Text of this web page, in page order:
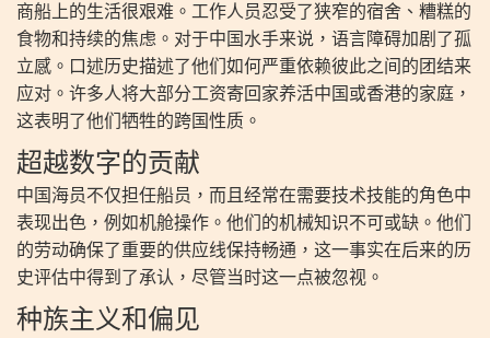
商船上的生活很艰难。工作人员忍受了狭窄的宿舍、糟糕的
食物和持续的焦虑。对于中国水手来说，语言障碍加剧了孤
立感。口述历史描述了他们如何严重依赖彼此之间的团结来
应对。许多人将大部分工资寄回家养活中国或香港的家庭，
这表明了他们牺牲的跨国性质。
超越数字的贡献
中国海员不仅担任船员，而且经常在需要技术技能的角色中
表现出色，例如机舱操作。他们的机械知识不可或缺。他们
的劳动确保了重要的供应线保持畅通，这一事实在后来的历
史评估中得到了承认，尽管当时这一点被忽视。
种族主义和偏见